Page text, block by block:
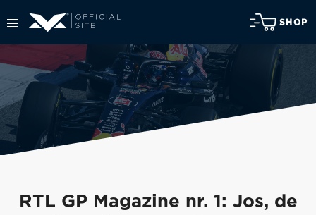
SHOP
RTL GP Magazine nr. 1: Jos, de